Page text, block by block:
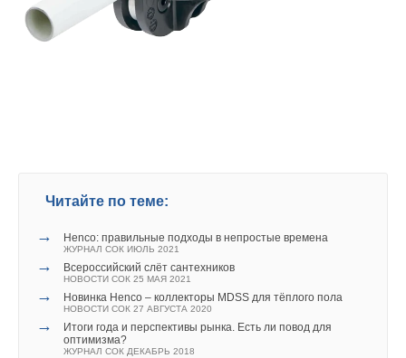
Читайте по теме:
→ Henco: правильные подходы в непростые времена
ЖУРНАЛ СОК ИЮЛЬ 2021
→ Всероссийский слёт сантехников
НОВОСТИ СОК 25 МАЯ 2021
→ Новинка Henco – коллекторы MDSS для тёплого пола
НОВОСТИ СОК 27 АВГУСТА 2020
→
Итоги года и перспективы рынка. Есть ли повод для
оптимизма?
ЖУРНАЛ СОК ДЕКАБРЬ 2018
Добавить комментарий
Ваше имя *
Ваш E-mail *
Регистрации на форум начнётся 3 апреля в 8:30 в холле